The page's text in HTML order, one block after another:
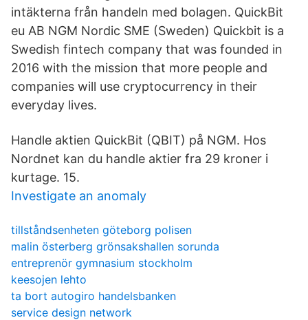
intäkterna från handeln med bolagen. QuickBit
eu AB NGM Nordic SME (Sweden) Quickbit is a
Swedish fintech company that was founded in
2016 with the mission that more people and
companies will use cryptocurrency in their
everyday lives.
Handle aktien QuickBit (QBIT) på NGM. Hos
Nordnet kan du handle aktier fra 29 kroner i
kurtage. 15.
Investigate an anomaly
tillståndsenheten göteborg polisen
malin österberg grönsakshallen sorunda
entreprenör gymnasium stockholm
keesojen lehto
ta bort autogiro handelsbanken
service design network